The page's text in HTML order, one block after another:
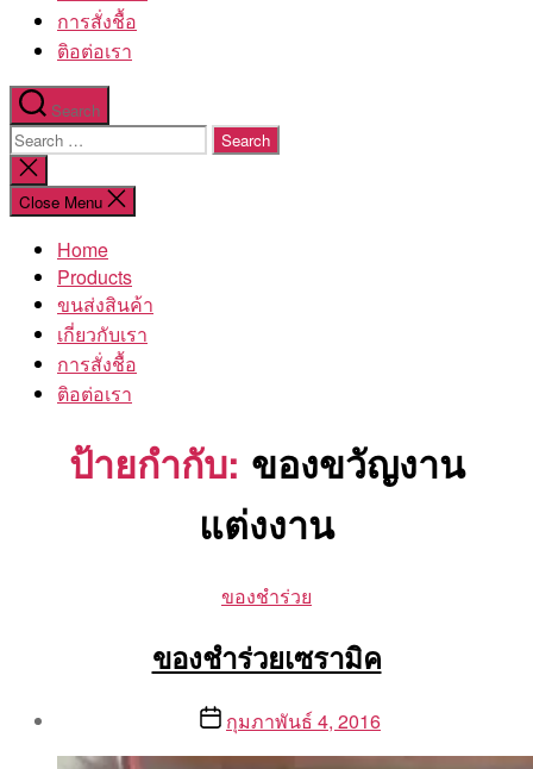
การสั่งชื้อ
ติอต่อเรา
Search
Search
for:
Close
search
Close Menu
Home
Products
ขนส่งสินค้า
เกี่ยวกับเรา
การสั่งชื้อ
ติอต่อเรา
ป้ายกำกับ: ของขวัญงาน
แต่งงาน
Categories
ของชำร่วย
ของชำร่วยเซรามิค
By
Postกุมภาพันธ์ 4, 2016